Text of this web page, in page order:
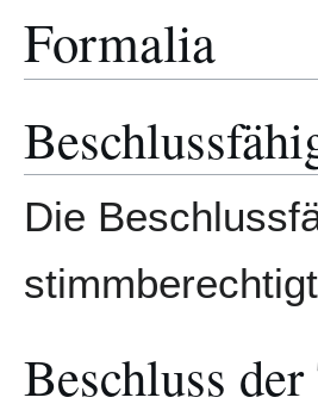
Formalia
Die
Beschluss